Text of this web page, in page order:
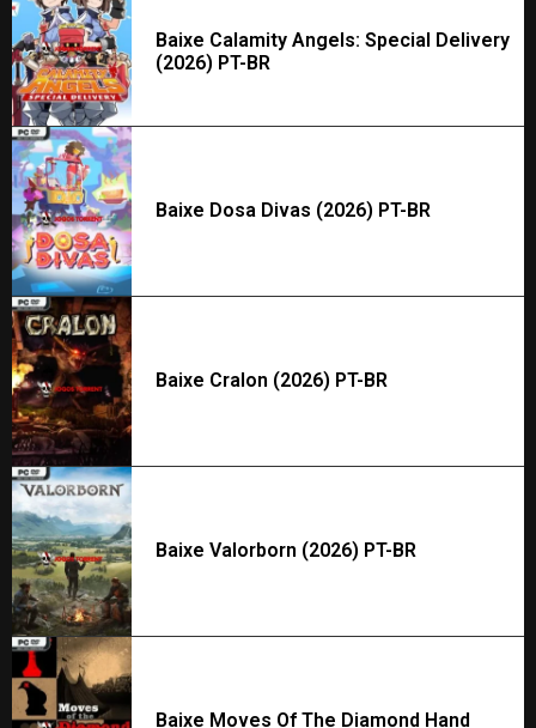
Baixe Calamity Angels: Special Delivery
(2026) PT-BR
Baixe Dosa Divas (2026) PT-BR
Baixe Cralon (2026) PT-BR
Baixe Valorborn (2026) PT-BR
Baixe Moves Of The Diamond Hand